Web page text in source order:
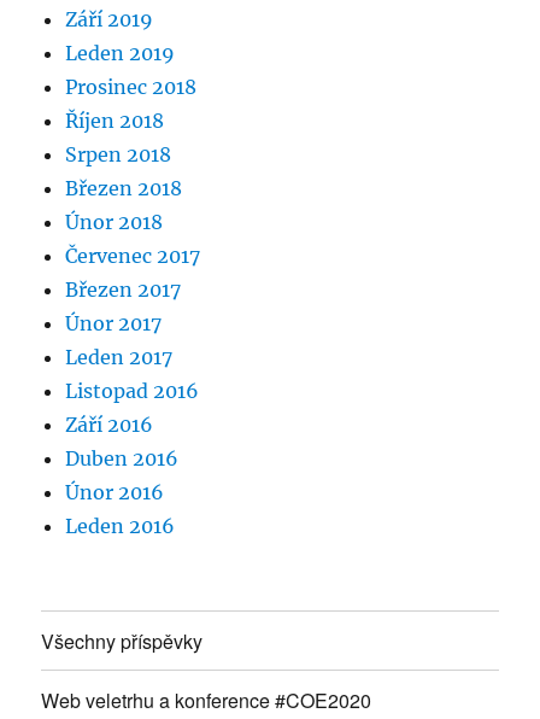
Září 2019
Leden 2019
Prosinec 2018
Říjen 2018
Srpen 2018
Březen 2018
Únor 2018
Červenec 2017
Březen 2017
Únor 2017
Leden 2017
Listopad 2016
Září 2016
Duben 2016
Únor 2016
Leden 2016
Všechny příspěvky
Web veletrhu a konference #COE2020